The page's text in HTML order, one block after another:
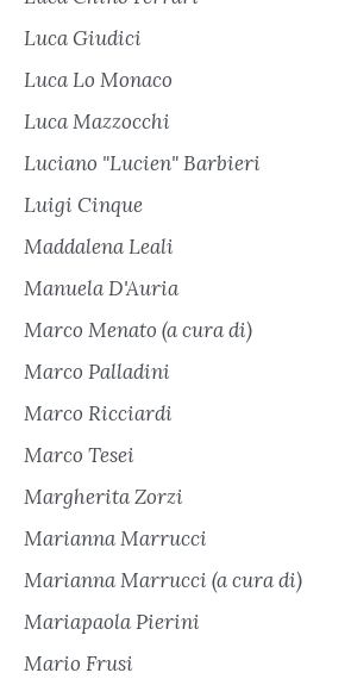
Luca Giudici
Luca Lo Monaco
Luca Mazzocchi
Luciano "Lucien" Barbieri
Luigi Cinque
Maddalena Leali
Manuela D'Auria
Marco Menato (a cura di)
Marco Palladini
Marco Ricciardi
Marco Tesei
Margherita Zorzi
Marianna Marrucci
Marianna Marrucci (a cura di)
Mariapaola Pierini
Mario Frusi